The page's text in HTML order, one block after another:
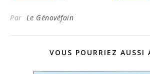
Par Le Génovéfain
VOUS POURRIEZ AUSSI